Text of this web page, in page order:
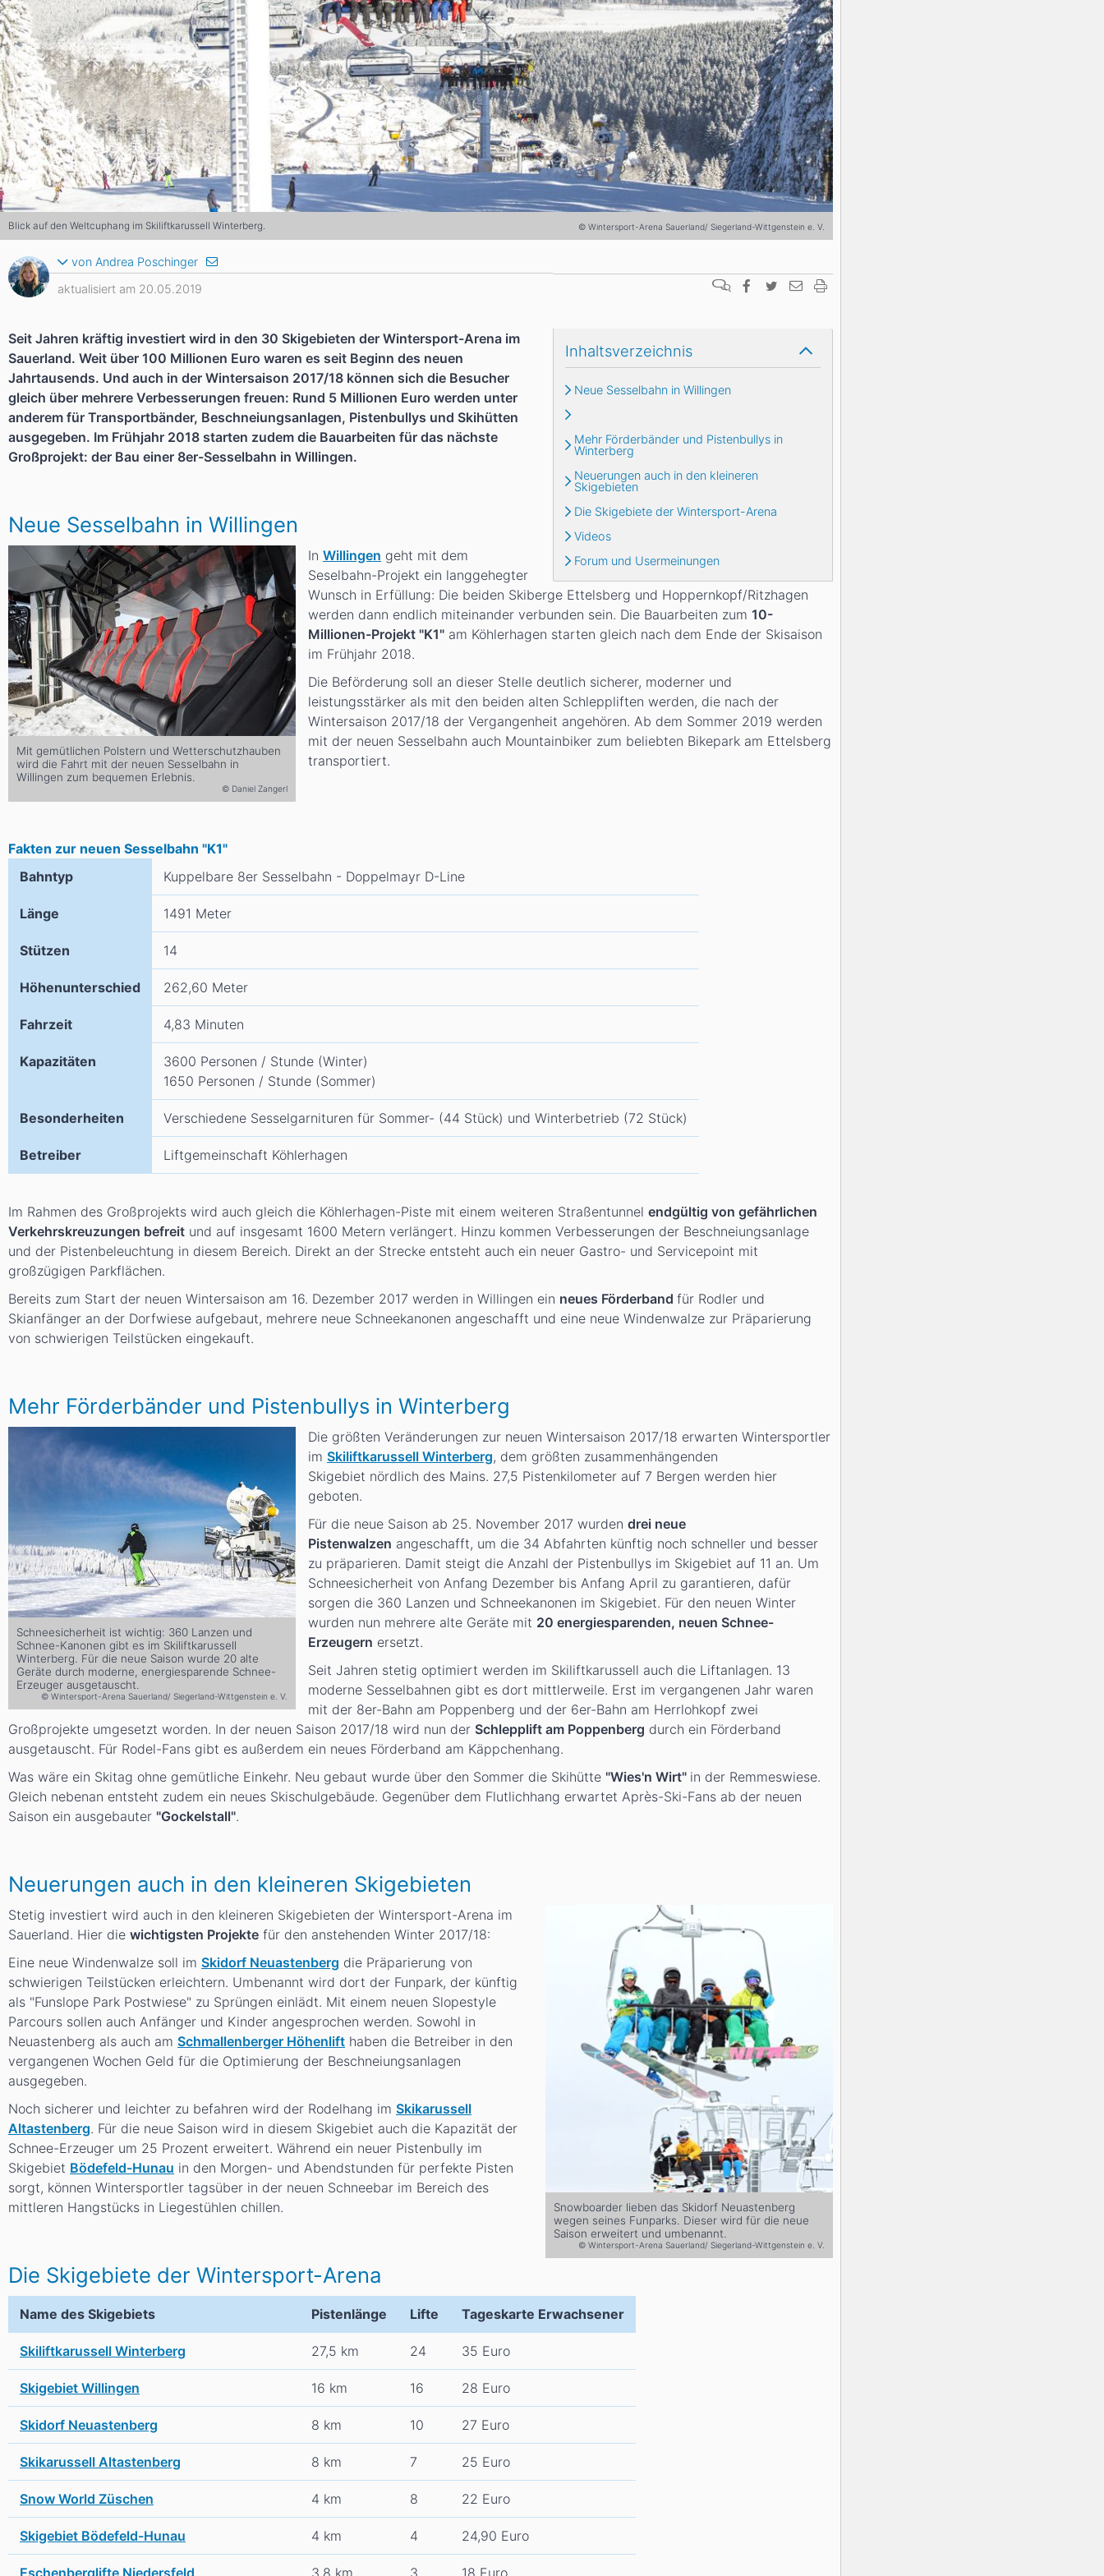
Blick auf den Weltcuphang im Skiliftkarussell Winterberg. © Wintersport-Arena Sauerland/ Siegerland-Wittgenstein e. V.
Inhaltsverzeichnis
Neue Sesselbahn in Willingen
Mehr Förderbänder und Pistenbullys in
Winterberg
Neuerungen auch in den kleineren
Skigebieten
Die Skigebiete der Wintersport-Arena
Videos
Forum und Usermeinungen
Seit Jahren kräftig investiert wird in den 30 Skigebieten der Wintersport-Arena im
Sauerland. Weit über 100 Millionen Euro waren es seit Beginn des neuen
Jahrtausends. Und auch in der Wintersaison 2017/18 können sich die Besucher
gleich über mehrere Verbesserungen freuen: Rund 5 Millionen Euro werden unter
anderem für Transportbänder, Beschneiungsanlagen, Pistenbullys und Skihütten
ausgegeben. Im Frühjahr 2018 starten zudem die Bauarbeiten für das nächste
Großprojekt: der Bau einer 8er-Sesselbahn in Willingen.
Neue Sesselbahn in Willingen
Mit gemütlichen Polstern und Wetterschutzhauben
wird die Fahrt mit der neuen Sesselbahn in
Willingen zum bequemen Erlebnis.
© Daniel Zangerl
In Willingen geht mit dem
Seselbahn-Projekt ein langgehegter
Wunsch in Erfüllung: Die beiden Skiberge Ettelsberg und Hoppernkopf/Ritzhagen
werden dann endlich miteinander verbunden sein. Die Bauarbeiten zum 10-
Millionen-Projekt "K1" am Köhlerhagen starten gleich nach dem Ende der Skisaison
im Frühjahr 2018.
Die Beförderung soll an dieser Stelle deutlich sicherer, moderner und
leistungsstärker als mit den beiden alten Schleppliften werden, die nach der
Wintersaison 2017/18 der Vergangenheit angehören. Ab dem Sommer 2019 werden
mit der neuen Sesselbahn auch Mountainbiker zum beliebten Bikepark am Ettelsberg
transportiert.
Fakten zur neuen Sesselbahn "K1"
Bahntyp
Kuppelbare 8er Sesselbahn - Doppelmayr D-Line
Länge 1491 Meter
Stützen 14
Höhenunterschied 262,60 Meter
Fahrzeit 4,83 Minuten
Kapazitäten
3600 Personen / Stunde (Winter)
1650 Personen / Stunde (Sommer)
Besonderheiten Verschiedene Sesselgarnituren für Sommer- (44 Stück) und Winterbetrieb (72 Stück)
Betreiber Liftgemeinschaft Köhlerhagen
Im Rahmen des Großprojekts wird auch gleich die Köhlerhagen-Piste mit einem weiteren Straßentunnel endgültig von gefährlichen
Verkehrskreuzungen befreit und auf insgesamt 1600 Metern verlängert. Hinzu kommen Verbesserungen der Beschneiungsanlage
und der Pistenbeleuchtung in diesem Bereich. Direkt an der Strecke entsteht auch ein neuer Gastro- und Servicepoint mit
großzügigen Parkflächen.
Bereits zum Start der neuen Wintersaison am 16. Dezember 2017 werden in Willingen ein neues Förderband für Rodler und
Skianfänger an der Dorfwiese aufgebaut, mehrere neue Schneekanonen angeschafft und eine neue Windenwalze zur Präparierung
von schwierigen Teilstücken eingekauft.
Mehr Förderbänder und Pistenbullys in Winterberg
Schneesicherheit ist wichtig: 360 Lanzen und
Schnee-Kanonen gibt es im Skiliftkarussell
Winterberg. Für die neue Saison wurde 20 alte
Geräte durch moderne, energiesparende Schnee-
Erzeuger ausgetauscht.
© Wintersport-Arena Sauerland/ Siegerland-Wittgenstein e. V.
Die größten Veränderungen zur neuen Wintersaison 2017/18 erwarten Wintersportler
im Skiliftkarussell Winterberg, dem größten zusammenhängenden
Skigebiet nördlich des Mains. 27,5 Pistenkilometer auf 7 Bergen werden hier
geboten.
Für die neue Saison ab 25. November 2017 wurden drei neue
Pistenwalzen angeschafft, um die 34 Abfahrten künftig noch schneller und besser
zu präparieren. Damit steigt die Anzahl der Pistenbullys im Skigebiet auf 11 an. Um
Schneesicherheit von Anfang Dezember bis Anfang April zu garantieren, dafür
sorgen die 360 Lanzen und Schneekanonen im Skigebiet. Für den neuen Winter
wurden nun mehrere alte Geräte mit 20 energiesparenden, neuen Schnee-
Erzeugern ersetzt.
Seit Jahren stetig optimiert werden im Skiliftkarussell auch die Liftanlagen. 13
moderne Sesselbahnen gibt es dort mittlerweile. Erst im vergangenen Jahr waren
mit der 8er-Bahn am Poppenberg und der 6er-Bahn am Herrlohkopf zwei
Großprojekte umgesetzt worden. In der neuen Saison 2017/18 wird nun der Schlepplift am Poppenberg durch ein Förderband
ausgetauscht. Für Rodel-Fans gibt es außerdem ein neues Förderband am Käppchenhang.
Was wäre ein Skitag ohne gemütliche Einkehr. Neu gebaut wurde über den Sommer die Skihütte "Wies'n Wirt" in der Remmeswiese.
Gleich nebenan entsteht zudem ein neues Skischulgebäude. Gegenüber dem Flutlichhang erwartet Après-Ski-Fans ab der neuen
Saison ein ausgebauter "Gockelstall".
Neuerungen auch in den kleineren Skigebieten
Snowboarder lieben das Skidorf Neuastenberg
wegen seines Funparks. Dieser wird für die neue
Saison erweitert und umbenannt.
© Wintersport-Arena Sauerland/ Siegerland-Wittgenstein e. V.
Stetig investiert wird auch in den kleineren Skigebieten der Wintersport-Arena im
Sauerland. Hier die wichtigsten Projekte für den anstehenden Winter 2017/18:
Eine neue Windenwalze soll im Skidorf Neuastenberg die Präparierung von
schwierigen Teilstücken erleichtern. Umbenannt wird dort der Funpark, der künftig
als "Funslope Park Postwiese" zu Sprüngen einlädt. Mit einem neuen Slopestyle
Parcours sollen auch Anfänger und Kinder angesprochen werden. Sowohl in
Neuastenberg als auch am Schmallenberger Höhenlift haben die Betreiber in den
vergangenen Wochen Geld für die Optimierung der Beschneiungsanlagen
ausgegeben.
Noch sicherer und leichter zu befahren wird der Rodelhang im Skikarussell
Altastenberg. Für die neue Saison wird in diesem Skigebiet auch die Kapazität der
Schnee-Erzeuger um 25 Prozent erweitert. Während ein neuer Pistenbully im
Skigebiet Bödefeld-Hunau in den Morgen- und Abendstunden für perfekte Pisten
sorgt, können Wintersportler tagsüber in der neuen Schneebar im Bereich des
mittleren Hangstücks in Liegestühlen chillen.
Die Skigebiete der Wintersport-Arena
Name des Skigebiets Pistenlänge Lifte Tageskarte Erwachsener
Skiliftkarussell Winterberg 27,5 km 24 35 Euro
Skigebiet Willingen 16 km 16 28 Euro
Skidorf Neuastenberg 8 km 10 27 Euro
Skikarussell Altastenberg 8 km 7 25 Euro
Snow World Züschen 4 km 8 22 Euro
Skigebiet Bödefeld-Hunau 4 km 4 24,90 Euro
Eschenberglifte Niedersfeld 3,8 km 3 18 Euro
von Andrea Poschinger
aktualisiert am 20.05.2019
Japan China Russland Südkorea Türkei Georgien
Iran Indien Aserbaidschan Vereinigte Arabische Emirate
Ozeanien
Neuseeland Australien
Südamerika
Chile
Südamerika
Argentinien Chile
Asien
Russland China
Blizzard Head Dynastar Salomon K2
Nordica Stöckli Kästle Scott Black Diamond
Hagan Indigo
Ogso